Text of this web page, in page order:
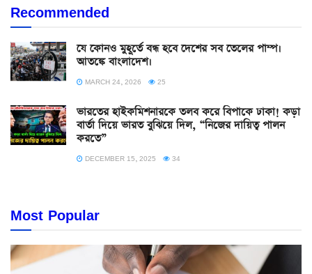
Recommended
যে কোনও মুহূর্তে বন্ধ হবে দেশের সব তেলের পাম্প।
আতঙ্কে বাংলাদেশ।
MARCH 24, 2026 25
ভারতের হাইকমিশনারকে তলব করে বিপাকে ঢাকা! কড়া
বার্তা দিয়ে ভারত বুঝিয়ে দিল, “নিজের দায়িত্ব পালন
করতে”
DECEMBER 15, 2025 34
Most Popular